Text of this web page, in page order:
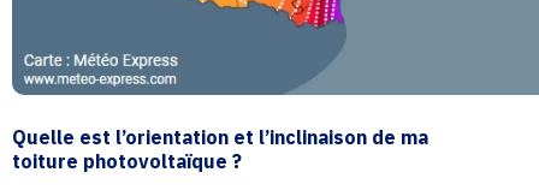
Quelle est l’orientation et l’inclinaison de ma
toiture photovoltaïque ?